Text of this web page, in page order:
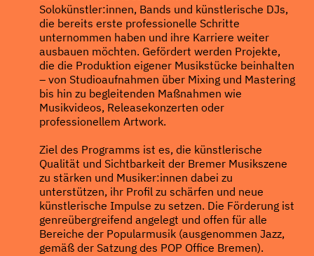
Solokünstler:innen, Bands und künstlerische DJs,
die bereits erste professionelle Schritte
unternommen haben und ihre Karriere weiter
ausbauen möchten. Gefördert werden Projekte,
die die Produktion eigener Musikstücke beinhalten
– von Studioaufnahmen über Mixing und Mastering
bis hin zu begleitenden Maßnahmen wie
Musikvideos, Releasekonzerten oder
professionellem Artwork.
Ziel des Programms ist es, die künstlerische
Qualität und Sichtbarkeit der Bremer Musikszene
zu stärken und Musiker:innen dabei zu
unterstützen, ihr Profil zu schärfen und neue
künstlerische Impulse zu setzen. Die Förderung ist
genreübergreifend angelegt und offen für alle
Bereiche der Popularmusik (ausgenommen Jazz,
gemäß der Satzung des POP Office Bremen).